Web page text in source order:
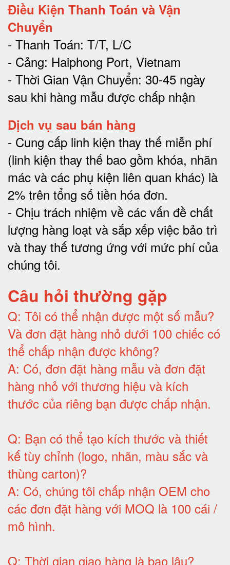
Điều Kiện Thanh Toán và Vận
Chuyển
- Thanh Toán: T/T, L/C
- Cảng: Haiphong Port, Vietnam
- Thời Gian Vận Chuyển: 30-45 ngày
sau khi hàng mẫu được chấp nhận
Dịch vụ sau bán hàng
- Cung cấp linh kiện thay thế miễn phí
(linh kiện thay thế bao gồm khóa, nhãn
mác và các phụ kiện liên quan khác) là
2% trên tổng số tiền hóa đơn.
- Chịu trách nhiệm về các vấn đề chất
lượng hàng loạt và sắp xếp việc bảo trì
và thay thế tương ứng với mức phí của
chúng tôi.
Câu hỏi thường gặp
Q: Tôi có thể nhận được một số mẫu?
Và đơn đặt hàng nhỏ dưới 100 chiếc có
thể chấp nhận được không?
A: Có, đơn đặt hàng mẫu và đơn đặt
hàng nhỏ với thương hiệu và kích
thước của riêng bạn được chấp nhận.
Q: Bạn có thể tạo kích thước và thiết
kế tùy chỉnh (logo, nhãn, màu sắc và
thùng carton)?
A: Có, chúng tôi chấp nhận OEM cho
các đơn đặt hàng với MOQ là 100 cái /
mô hình.
Q: Thời gian giao hàng là bao lâu?